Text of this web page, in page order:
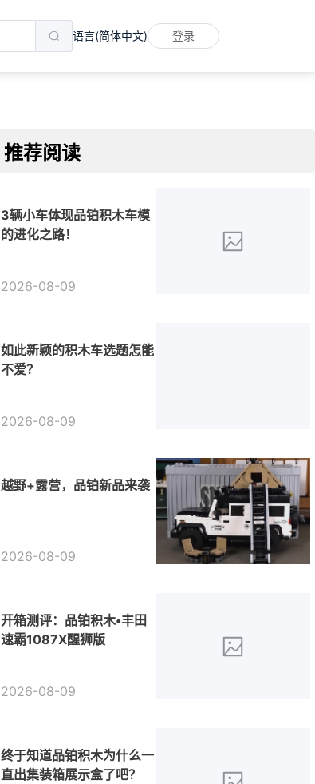
语言(简体中文) 登录
推荐阅读
3辆小车体现品铂积木车模
的进化之路！
2026-08-09
如此新颖的积木车选题怎能
不爱？
2026-08-09
越野+露营，品铂新品来袭
2026-08-09
开箱测评：品铂积木•丰田
速霸1087X醒狮版
2026-08-09
终于知道品铂积木为什么一
直出集装箱展示盒了吧？